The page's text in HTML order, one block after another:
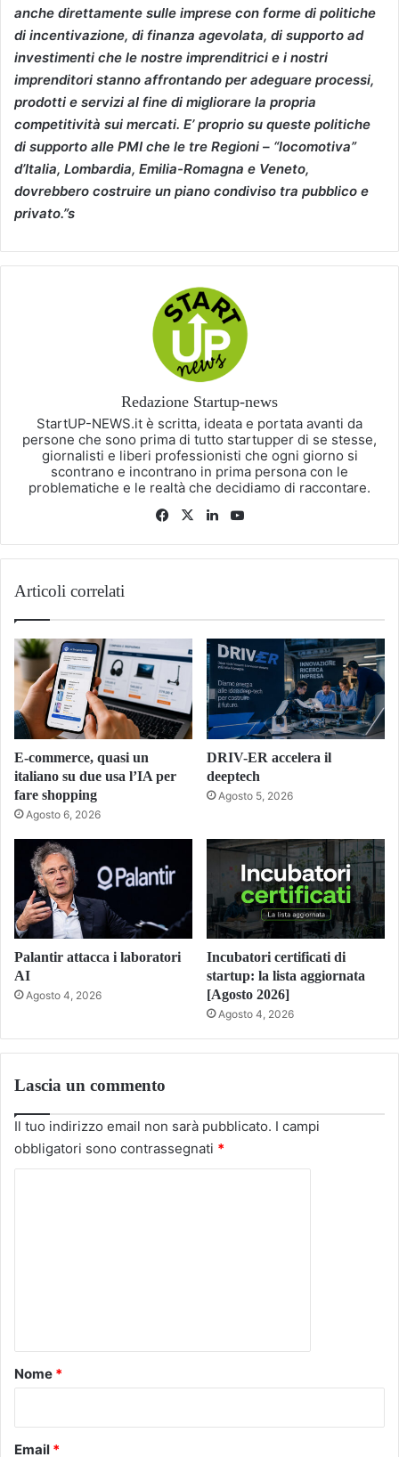
anche direttamente sulle imprese con forme di politiche
di incentivazione, di finanza agevolata, di supporto ad
investimenti che le nostre imprenditrici e i nostri
imprenditori stanno affrontando per adeguare processi,
prodotti e servizi al fine di migliorare la propria
competitività sui mercati. E’ proprio su queste politiche
di supporto alle PMI che le tre Regioni – “locomotiva”
d’Italia, Lombardia, Emilia-Romagna e Veneto,
dovrebbero costruire un piano condiviso tra pubblico e
privato.”s
Redazione Startup-news
StartUP-NEWS.it è scritta, ideata e portata avanti da
persone che sono prima di tutto startupper di se stesse,
giornalisti e liberi professionisti che ogni giorno si
scontrano e incontrano in prima persona con le
problematiche e le realtà che decidiamo di raccontare.
Facebook
X LinkedIn
Articoli correlati
E-commerce, quasi un
italiano su due usa l’IA per
fare shopping
Agosto 6, 2026
DRIV-ER accelera il
deeptech
Agosto 5, 2026
Palantir attacca i laboratori
AI
Agosto 4, 2026
Incubatori certificati di
startup: la lista aggiornata
[Agosto 2026]
Agosto 4, 2026
Lascia un commento
Il tuo indirizzo email non sarà pubblicato. I campi
obbligatori sono contrassegnati *
o
Nome *
Email *